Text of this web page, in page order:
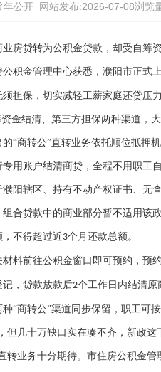
年公开 网站发布:2026-07-08浏览
房贷转为公积金贷款，却受自筹
公积金管理中心获悉，濮阳市正式
担保，切实减轻工薪家庭还贷压力
金结清、第三方担保两种渠道，
“商转公”直转业务依托顺位抵押
用账户结清商贷，全程不用职工
阳辖区、持有不动产权证书、无
合贷款中的商业部分暂不适用该
不得超过近3个月还款总额。
料前往公积金窗口即可预约，预
，贷款放款后2个工作日内结清原
“商转公”渠道同步保留，职工可按
但几十万缺口实在凑不齐，新政这
转业务十分期待。市住房公积金管